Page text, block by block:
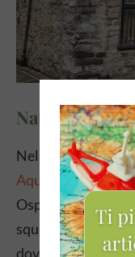
National
Nel Barbican si
Aquarium, il più
Ospita una
squali, razze, e
dove anche chi